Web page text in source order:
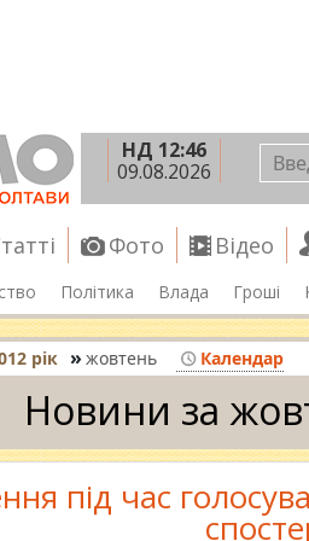
НД 12:46
09.08.2026
Фото Відео
Політика Влада Гроші
рік » жовтень Календар
Новини за
під час